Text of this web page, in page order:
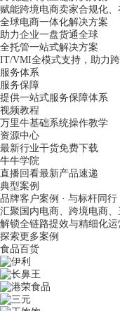
赋能跨境电商卖家合规化
全球电商一体化解决方案
助力企业一盘货通全球
全托管一站式解决方案
IT/VMI全模式支持，助力
服务体系
服务保障
提供一站式服务保障体系
视频教程
万里牛基础系统操作教学
资源中心
最新行业干货免费下载
牛牛学院
直播回看最新产品速递
典型案例
品牌客户案例 · 与标杆同行
汇聚国内电商、跨境电商
解锁全链路提效与精细化运
探索更多案例
食品百货